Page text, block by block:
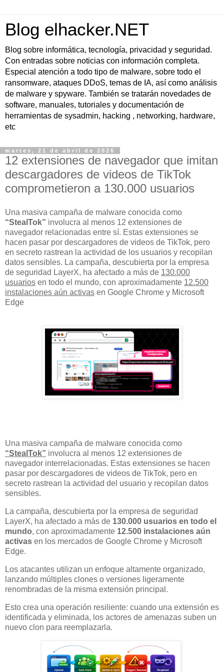
Blog elhacker.NET
Blog sobre informática, tecnología, privacidad y seguridad.
Con entradas sobre noticias con información completa.
Especial atención a todo tipo de malware, sobre todo el
ransomware, ataques DDoS, temas de IA, así como análisis
de malware y spyware. También se tratarán novedades de
software, manuales, tutoriales y documentación de
herramientas de sysadmin, hacking , networking, hardware,
etc
martes, 21 de abril de 2026
12 extensiones de navegador que imitan
descargadores de videos de TikTok
comprometieron a 130.000 usuarios
Una masiva campaña de malware conocida como
“StealTok” involucra al menos 12 extensiones de
navegador relacionadas entre sí. Estas extensiones se
hacen pasar por descargadores de videos de TikTok, pero
en secreto rastrean la actividad de los usuarios y recopilan
datos sensibles. La campaña, descubierta por la empresa
de seguridad LayerX, ha afectado a más de 130.000
usuarios en todo el mundo, con aproximadamente 12.500
instalaciones aún activas en Google Chrome y Microsoft
Edge
Una masiva campaña de malware conocida como
“StealTok” involucra al menos 12 extensiones de
navegador interrelacionadas. Estas extensiones se hacen
pasar por descargadores de videos de TikTok, pero en
secreto rastrean la actividad del usuario y recopilan datos
sensibles.
La campaña, descubierta por la empresa de seguridad
LayerX, ha afectado a más de 130.000 usuarios en todo el
mundo, con aproximadamente 12.500 instalaciones aún
activas en los mercados de Google Chrome y Microsoft
Edge.
Los atacantes utilizan un enfoque altamente organizado,
lanzando múltiples clones o versiones ligeramente
renombradas de la misma extensión principal.
Esto crea una operación resiliente: cuando una extensión es
identificada y eliminada, los actores de amenazas suben un
nuevo clon para reemplazarla.